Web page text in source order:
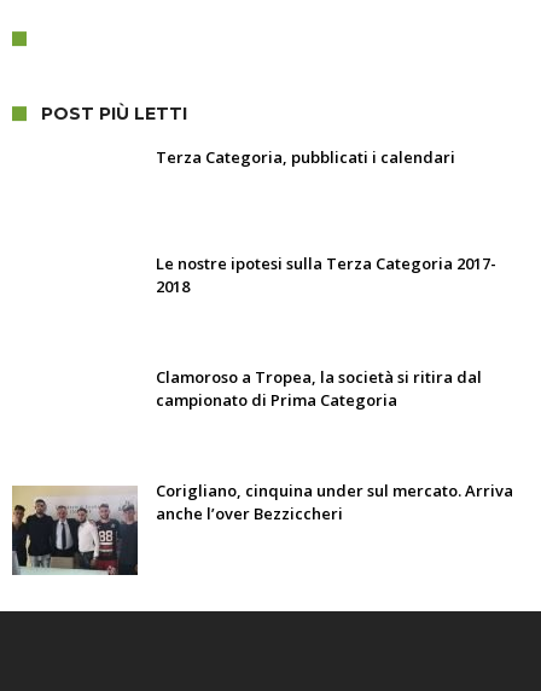
POST PIÙ LETTI
Terza Categoria, pubblicati i calendari
Le nostre ipotesi sulla Terza Categoria 2017-
2018
Clamoroso a Tropea, la società si ritira dal
campionato di Prima Categoria
Corigliano, cinquina under sul mercato. Arriva
anche l’over Bezziccheri